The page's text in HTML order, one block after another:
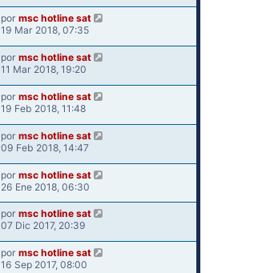
por msc hotline sat
19 Mar 2018, 07:35
por msc hotline sat
11 Mar 2018, 19:20
por msc hotline sat
19 Feb 2018, 11:48
por msc hotline sat
09 Feb 2018, 14:47
por msc hotline sat
26 Ene 2018, 06:30
por msc hotline sat
07 Dic 2017, 20:39
por msc hotline sat
16 Sep 2017, 08:00